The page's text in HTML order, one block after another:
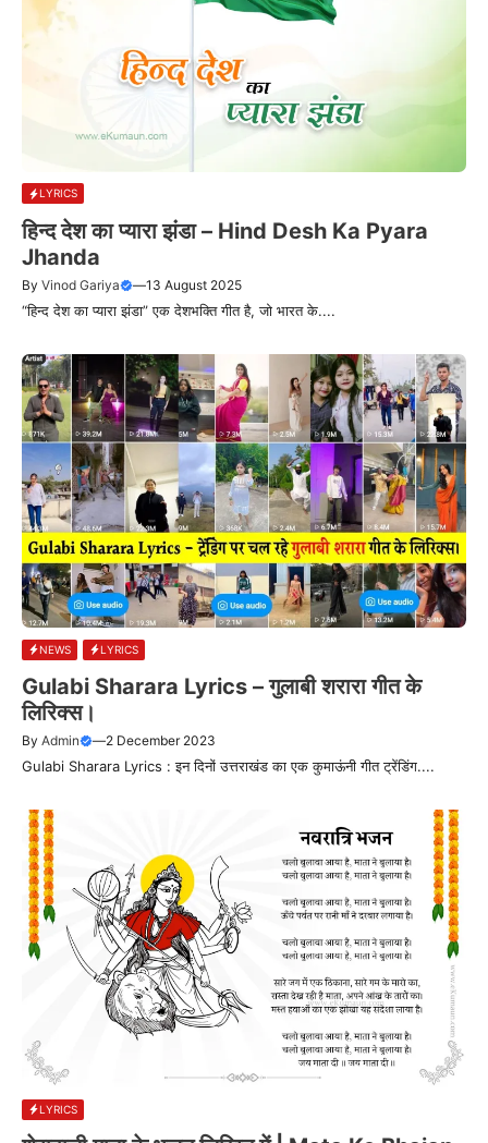
LYRICS
हिन्द देश का प्यारा झंडा – Hind Desh Ka Pyara
Jhanda
By Vinod Gariya —13 August 2025
“हिन्द देश का प्यारा झंडा” एक देशभक्ति गीत है, जो भारत के....
NEWS LYRICS
Gulabi Sharara Lyrics – गुलाबी शरारा गीत के
लिरिक्स।
By Admin —2 December 2023
Gulabi Sharara Lyrics : इन दिनों उत्तराखंड का एक कुमाऊंनी गीत ट्रेंडिंग....
LYRICS